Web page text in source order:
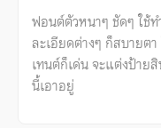
ฟอนต์ตัวหนาๆ ชัดๆ ใช้ท
ละเอียดต่างๆ ก็สบายต
เทนต์ก็เด่น จะแต่งป้า
นี้เอาอยู่